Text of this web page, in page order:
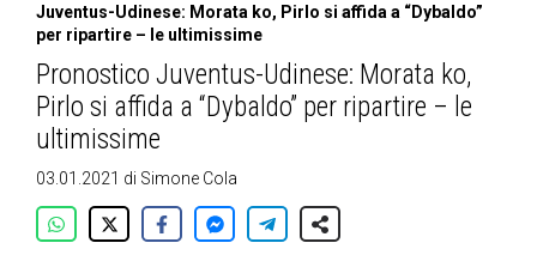
Juventus-Udinese: Morata ko, Pirlo si affida a “Dybaldo”
per ripartire – le ultimissime
Pronostico Juventus-Udinese: Morata ko,
Pirlo si affida a “Dybaldo” per ripartire – le
ultimissime
03.01.2021 di Simone Cola